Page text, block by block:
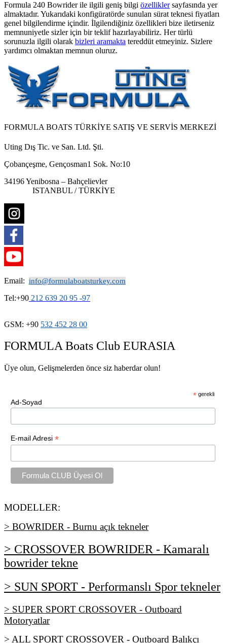
Formula 240 Bowrider ile ilgili geniş bilgi özelliklersayfasında yer
almaktadır. Yukarıdaki konfigüratörde sunulan sürat teknesi fiyatları
genel bilgilendirme içindir. İlgilendiğiniz özellikleri bize iletirseniz
memnuniyetle sizler için bir teklif hazırlayabiliriz. Her türlü
sorunuzla ilgili olarak bizleri aramakta tereddüt etmeyiniz. Sizlere
yardımcı olmaktan memnun oluruz.
FORMULA BOATS TÜRKİYE SATIŞ VE SERVİS MERKEZİ
Uting Dış Tic. ve San. Ltd. Şti.
Çobançeşme, Gençosman1 Sok. No:10
34196 Yenibosna – Bahçelievler
ISTANBUL / TÜRKİYE
Email: info@formulaboatsturkey.com
Tel:+90 212 639 20 95 -97
GSM: +90 532 452 28 00
FORMULA Boats Club EURASIA
Üye olun, Gelişmelerden önce siz haberdar olun!
* gerekli
Ad-Soyad
E-mail Adresi *
MODELLER:
> BOWRIDER - Burnu açık tekneler
> CROSSOVER BOWRIDER - Kamaralı
bowrider tekne
> SUN SPORT - Performanslı Spor tekneler
> SUPER SPORT CROSSOVER - Outboard
Motoryatlar
> ALL SPORT CROSSOVER - Outboard Balıkçı